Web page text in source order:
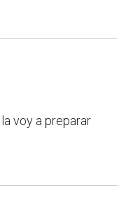
voy a preparar